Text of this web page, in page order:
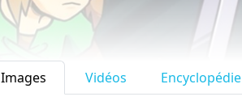
Images Vidéos Encyclopédie